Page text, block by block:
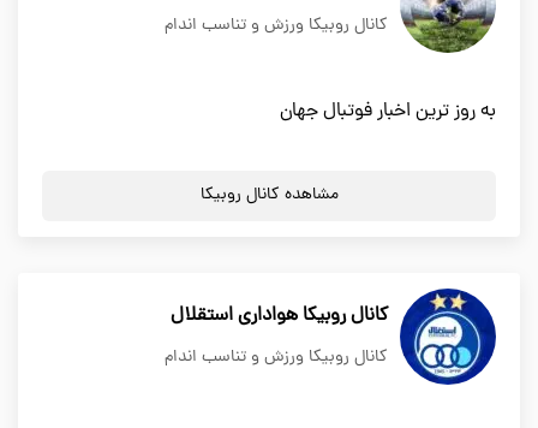
کانال روبیکا ورزش و تناسب اندام
به روز ترین اخبار فوتبال جهان
مشاهده کانال روبیکا
کانال روبیکا هواداری استقلال
کانال روبیکا ورزش و تناسب اندام